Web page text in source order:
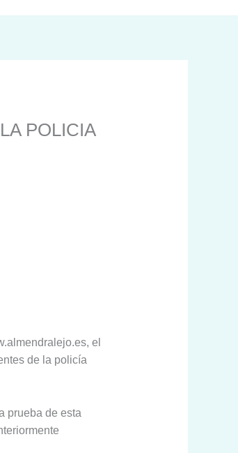
POLICIA
el
de la policía
prueba de esta